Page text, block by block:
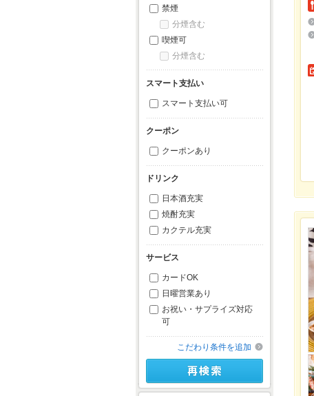
禁煙
分煙含む
喫煙可
分煙含む
スマート支払い
スマート支払い可
クーポン
クーポンあり
ドリンク
日本酒充実
焼酎充実
カクテル充実
サービス
カードOK
日曜営業あり
お祝い・サプライズ対応
可
こだわり条件を追加